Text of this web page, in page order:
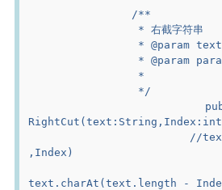
		/**
		 * 右截字符串
		 * @param text
* @param
		 *
		 */
,Index)
text.charAt(text.length -